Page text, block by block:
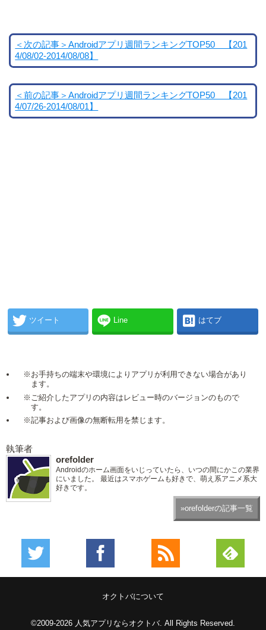
＜次の記事＞Androidアプリ週間ランキングTOP50 【201
4/08/02-2014/08/08】
＜前の記事＞Androidアプリ週間ランキングTOP50 【201
4/07/26-2014/08/01】
ツイート Line はてブ
※お手持ちの端末や環境によりアプリが利用できない場合があり
ます。
※ご紹介したアプリの内容はレビュー時のバージョンのもので
す。
※記事および画像の無断転用を禁じます。
執筆者
orefolder
Androidのホーム画面をいじっていたら、いつの間にかこの業界
にいました。 最近はスマホゲームも好きで、萌え系アニメ系大
好きです。
»orefolderの記事一覧
オクトバについて
©2009-2026 人気アプリならオクトバ. All Rights Reserved.